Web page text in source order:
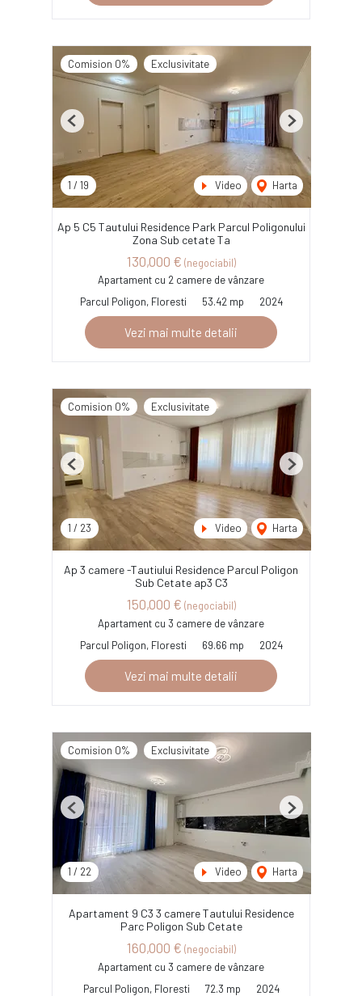
Comision 0% Exclusivitate
1 / 19 Video Harta
Previous Next
Ap 5 C5 Tautului Residence Park Parcul Poligonului
Zona Sub cetate Ta
130,000 € (negociabil)
Apartament cu 2 camere de vânzare
Parcul Poligon, Floresti
53.42 mp 2024
Vezi mai multe detalii
Comision 0% Exclusivitate
1 / 23 Video Harta
Previous Next
Ap 3 camere -Tautiului Residence Parcul Poligon
Sub Cetate ap3 C3
150,000 € (negociabil)
Apartament cu 3 camere de vânzare
Parcul Poligon, Floresti
69.66 mp 2024
Vezi mai multe detalii
Comision 0% Exclusivitate
1 / 22 Video Harta
Previous Next
Apartament 9 C3 3 camere Tautului Residence
Parc Poligon Sub Cetate
160,000 € (negociabil)
Apartament cu 3 camere de vânzare
Parcul Poligon, Floresti
72.3 mp 2024